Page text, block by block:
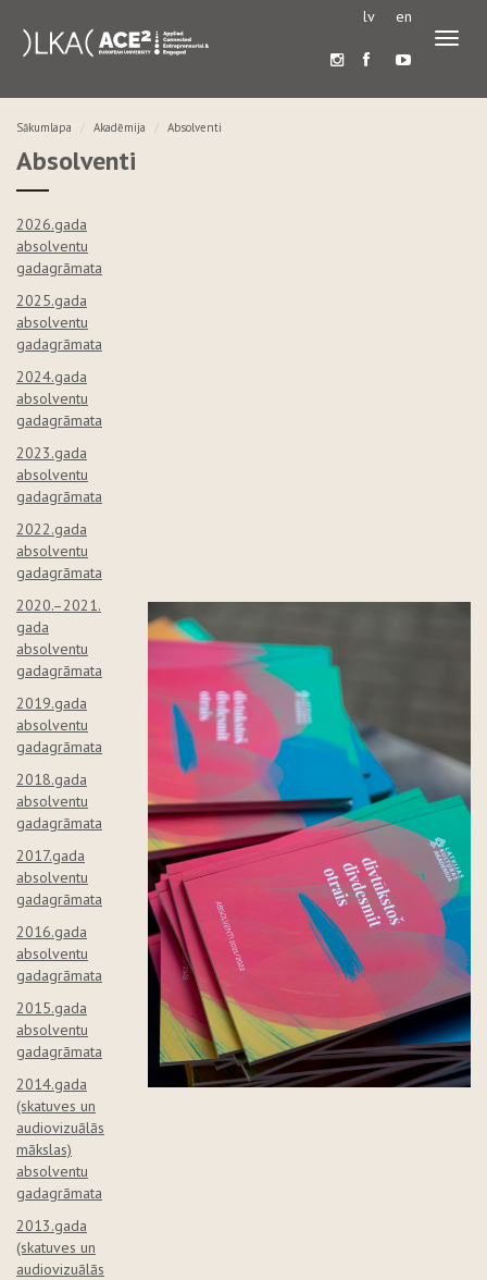
lv en
Sākumlapa Akadēmija Absolventi
Absolventi
2026.gada
absolventu
gadagrāmata
2025.gada
absolventu
gadagrāmata
2024.gada
absolventu
gadagrāmata
2023.gada
absolventu
gadagrāmata
2022.gada
absolventu
gadagrāmata
2020.–2021.
gada
absolventu
gadagrāmata
2019.gada
absolventu
gadagrāmata
2018.gada
absolventu
gadagrāmata
2017.gada
absolventu
gadagrāmata
2016.gada
absolventu
gadagrāmata
2015.gada
absolventu
gadagrāmata
2014.gada
(skatuves un
audiovizuālās
mākslas)
absolventu
gadagrāmata
2013.gada
(skatuves un
audiovizuālās